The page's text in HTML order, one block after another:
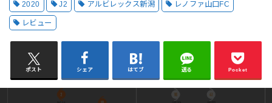
2020 J2 アルビレックス新潟 レノファ山口FC
レビュー
ポスト シェア はてブ 送る Pocket